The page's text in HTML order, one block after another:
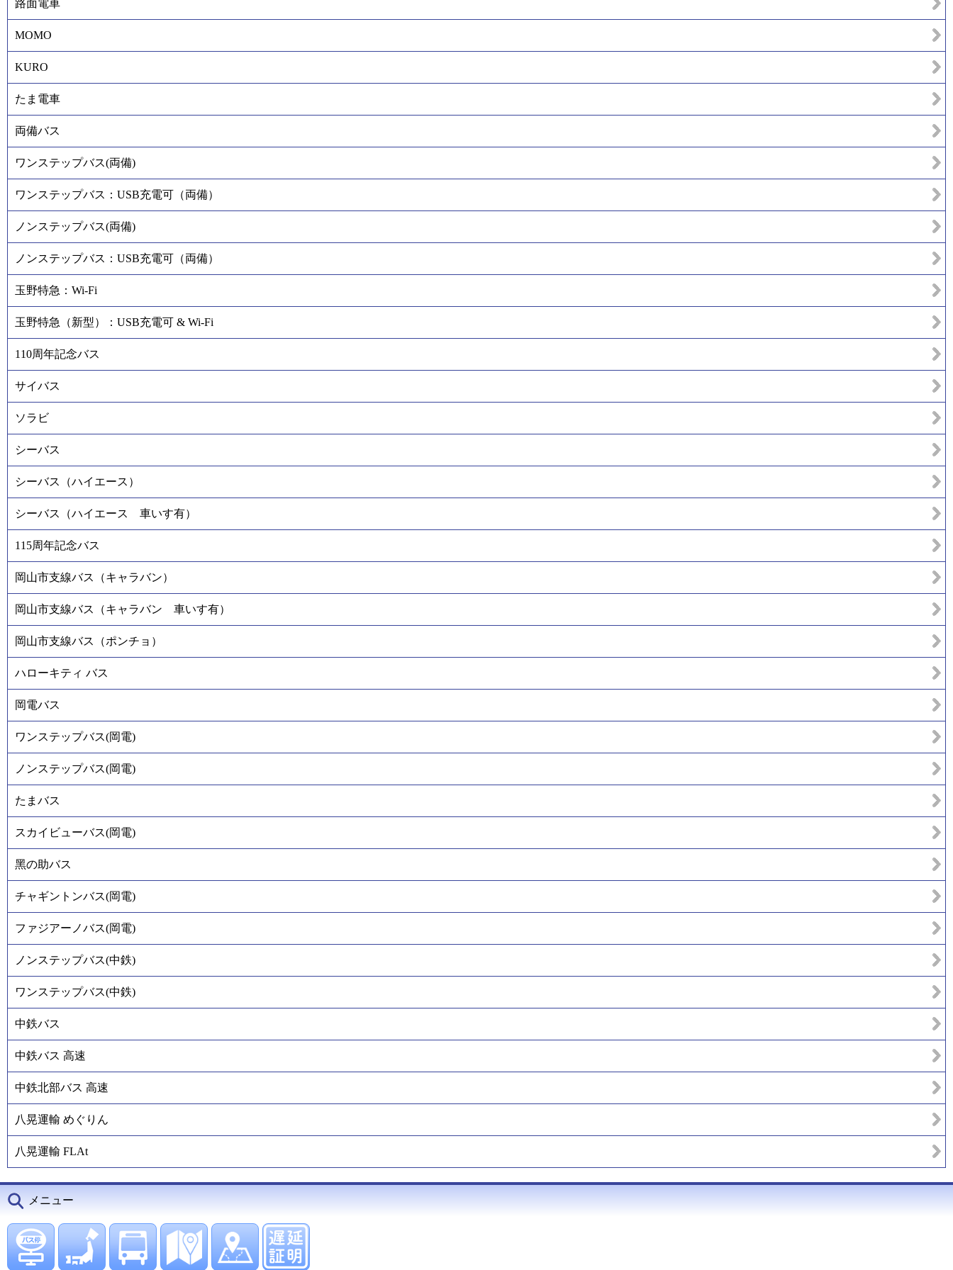
路面電車
MOMO
KURO
たま電車
両備バス
ワンステップバス(両備)
ワンステップバス：USB充電可（両備）
ノンステップバス(両備)
ノンステップバス：USB充電可（両備）
玉野特急：Wi-Fi
玉野特急（新型）：USB充電可 & Wi-Fi
110周年記念バス
サイバス
ソラビ
シーバス
シーバス（ハイエース）
シーバス（ハイエース 車いす有）
115周年記念バス
岡山市支線バス（キャラバン）
岡山市支線バス（キャラバン 車いす有）
岡山市支線バス（ポンチョ）
ハローキティ バス
岡電バス
ワンステップバス(岡電)
ノンステップバス(岡電)
たまバス
スカイビューバス(岡電)
黑の助バス
チャギントンバス(岡電)
ファジアーノバス(岡電)
ノンステップバス(中鉄)
ワンステップバス(中鉄)
中鉄バス
中鉄バス 高速
中鉄北部バス 高速
八晃運輸 めぐりん
八晃運輸 FLAt
メニュー